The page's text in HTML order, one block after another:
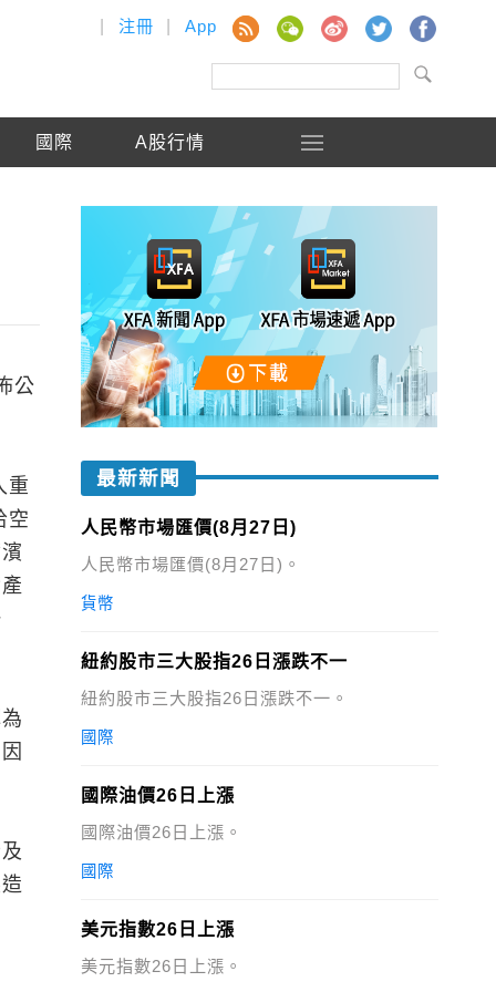
注冊 App
國際 A股行情
公
重
空
最新新聞
人民幣市場匯價(8月27日)
人民幣市場匯價(8月27日)。
貨幣
紐約股市三大股指26日漲跌不一
紐約股市三大股指26日漲跌不一。
國際
國際油價26日上漲
國際油價26日上漲。
國際
美元指數26日上漲
美元指數26日上漲。